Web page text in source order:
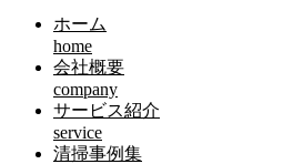
ホーム
home
会社概要
company
サービス紹介
service
清掃事例集